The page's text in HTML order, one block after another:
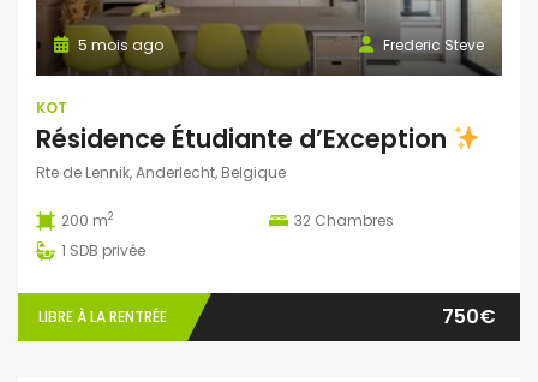
Frederic Steve
5 mois ago
KOT
Résidence Étudiante d’Exception
Rte de Lennik, Anderlecht, Belgique
200 m2 32 Chambres
1 SDB privée
LIBRE À LA RENTRÉE 750€